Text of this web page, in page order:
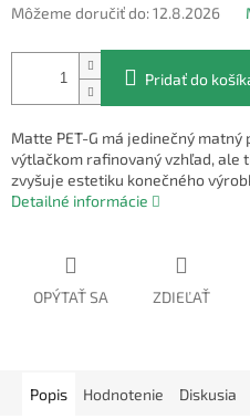
Môžeme doručiť do:12.8.2026
Pridať do
Matte PET-G má jedinečný
výtlačkom rafinovaný vzhľad, ale
zvyšuje estetiku konečného
Detailné informácie
OPÝTAŤ SA ZDIEĽAŤ
Popis Hodnotenie Diskusia